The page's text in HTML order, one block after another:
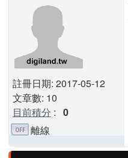
註冊日期: 2017-05-12
文章數: 10
目前積分 : 0
離線